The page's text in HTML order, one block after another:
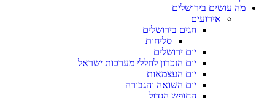
מה עושים בירושלים
אירועים
חגים בירושלים
סליחות
יום ירושלים
יום הזכרון לחללי מערכות ישראל
יום העצמאות
יום השואה והגבורה
החופש הגדול